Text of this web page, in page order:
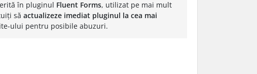
în pluginul Fluent Forms, utilizat pe mai mult
să actualizeze imediat pluginul la cea mai
ului pentru posibile abuzuri.